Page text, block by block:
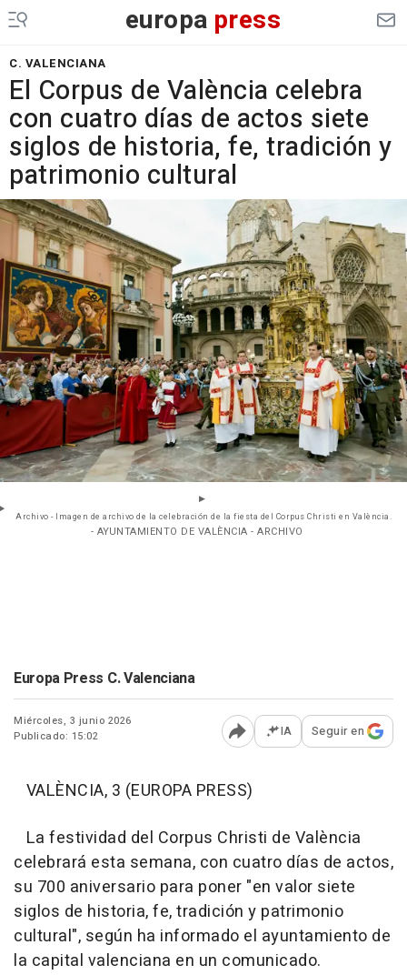
europa press
C. VALENCIANA
El Corpus de València celebra
con cuatro días de actos siete
siglos de historia, fe, tradición y
patrimonio cultural
Archivo - Imagen de archivo de la celebración de la fiesta del Corpus Christi en València.
- AYUNTAMIENTO DE VALÈNCIA - ARCHIVO
Europa Press C. Valenciana
Miércoles, 3 junio 2026
Publicado: 15:02
Abrir opciones para
IA Seguir en
VALÈNCIA, 3 (EUROPA PRESS)
La festividad del Corpus Christi de València
celebrará esta semana, con cuatro días de actos,
su 700 aniversario para poner "en valor siete
siglos de historia, fe, tradición y patrimonio
cultural", según ha informado el ayuntamiento de
la capital valenciana en un comunicado.